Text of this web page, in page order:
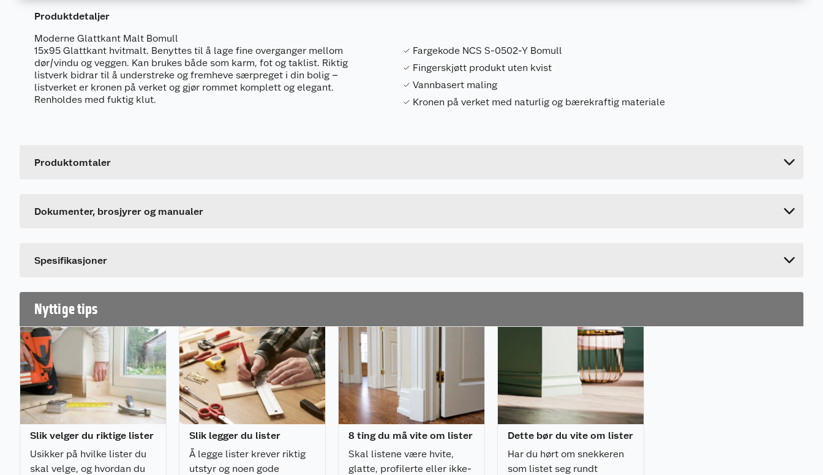
Produktdetaljer
Moderne Glattkant Malt Bomull
15x95 Glattkant hvitmalt. Benyttes til å lage fine overganger mellom
dør/vindu og veggen. Kan brukes både som karm, fot og taklist. Riktig
listverk bidrar til å understreke og fremheve særpreget i din bolig –
listverket er kronen på verket og gjør rommet komplett og elegant.
Renholdes med fuktig klut.
Fargekode NCS S-0502-Y Bomull
Fingerskjøtt produkt uten kvist
Vannbasert maling
Kronen på verket med naturlig og bærekraftig materiale
Produktomtaler
Dokumenter, brosjyrer og manualer
Spesifikasjoner
Leverandørens artikkelnummer
Nyttige tips
Slik velger du riktige lister
Usikker på hvilke lister du
skal velge, og hvordan du
Slik legger du lister
Å legge lister krever riktig
utstyr og noen gode
8 ting du må vite om lister
Skal listene være hvite,
glatte, profilerte eller ikke-
Dette bør du vite om lister
Har du hørt om snekkeren
som listet seg rundt